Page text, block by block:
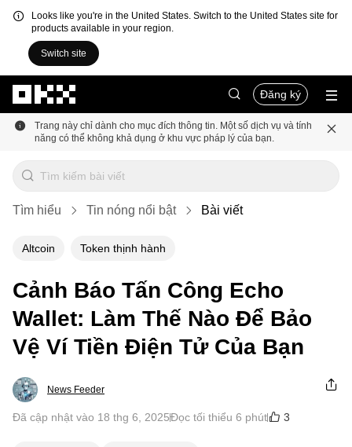
Looks like you're in the United States. Switch to the United States site for
products available in your region.
Switch site
Đăng ký
Trang này chỉ dành cho mục đích thông tin. Một số dịch vụ và tính
năng có thể không khả dụng ở khu vực pháp lý của bạn.
Tìm hiểu Tin nóng nổi bật Bài viết
Altcoin Token thịnh hành
Cảnh Báo Tấn Công Echo
Wallet: Làm Thế Nào Để Bảo
Vệ Ví Tiền Điện Tử Của Bạn
News Feeder
Đã cập nhật vào 18 thg 6, 2025Đọc tối thiểu 6 phút 3